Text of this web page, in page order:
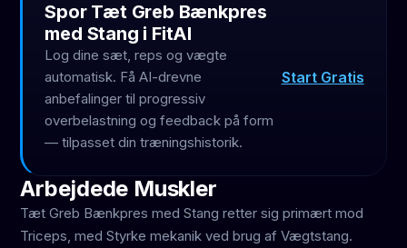
Spor Tæt Greb Bænkpres
med Stang i FitAI
Log dine sæt, reps og vægte
automatisk. Få AI-drevne
anbefalinger til progressiv
overbelastning og feedback på form
— tilpasset din træningshistorik.
Start Gratis
Arbejdede Muskler
Tæt Greb Bænkpres med Stang retter sig primært mod
Triceps, med Styrke mekanik ved brug af Vægtstang.